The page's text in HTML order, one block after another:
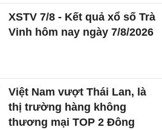
XSTV 7/8 - Kết quả xổ số Trà
Vinh hôm nay ngày 7/8/2026
Việt Nam vượt Thái Lan, là
thị trường hàng không
thương mại TOP 2 Đông